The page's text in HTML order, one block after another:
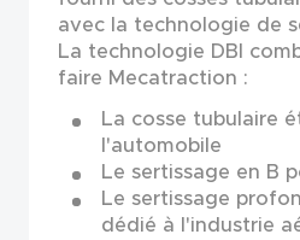
avec la technologie de
La technologie DBI
faire Mecatraction :
La cosse tubulaire
l'automobile
Le sertissage en B
Le sertissage
dédié à l'industrie